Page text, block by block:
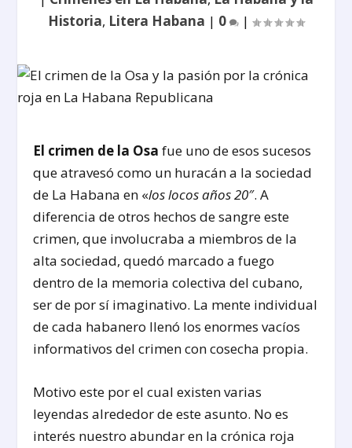
Historia, Litera Habana | 0 |
El crimen de la Osa fue uno de esos sucesos
que atravesó como un huracán a la sociedad
de La Habana en «los locos años 20″. A
diferencia de otros hechos de sangre este
crimen, que involucraba a miembros de la
alta sociedad, quedó marcado a fuego
dentro de la memoria colectiva del cubano,
ser de por sí imaginativo. La mente individual
de cada habanero llenó los enormes vacíos
informativos del crimen con cosecha propia.
Motivo este por el cual existen varias
leyendas alrededor de este asunto. No es
interés nuestro abundar en la crónica roja